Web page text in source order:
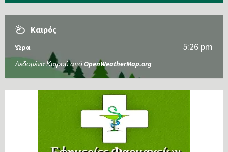
Καιρός
Ώρα 5:26 pm
Δεδομένα Καιρού από OpenWeatherMap.org